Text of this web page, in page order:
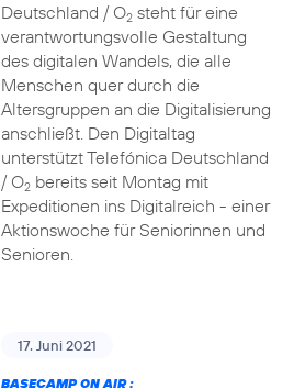
Deutschland / O2steht für eine
verantwortungsvolle Gestaltung
des digitalen Wandels, die alle
Menschen quer durch die
Altersgruppen an die Digitalisierung
anschließt. Den Digitaltag
unterstützt Telefónica Deutschland
/ O2bereits seit Montag mit
Expeditionen ins Digitalreich - einer
Aktionswoche für Seniorinnen und
Senioren.
17. Juni 2021
BASECAMP ON AIR :